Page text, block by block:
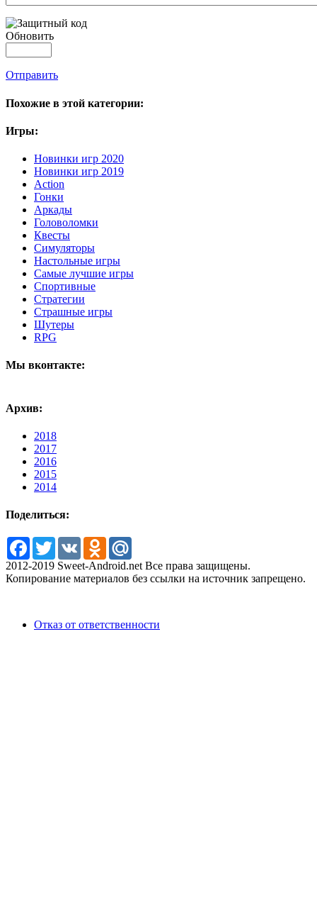
Обновить
Отправить
Похожие в этой категории:
Игры:
Новинки игр 2020
Новинки игр 2019
Action
Гонки
Аркады
Головоломки
Квесты
Симуляторы
Настольные игры
Самые лучшие игры
Спортивные
Стратегии
Страшные игры
Шутеры
RPG
Мы вконтакте:
Архив:
2018
2017
2016
2015
2014
Поделиться:
Facebook
TwitterVK Odnoklassniki
2012-2019 Sweet-Android.net Все права защищены.
Копирование материалов без ссылки на источник запрещено.
Отказ от ответственности